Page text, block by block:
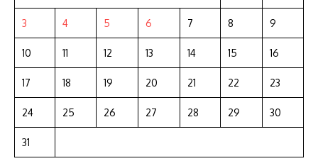
3 4 5 6 7 8 9
10 11 12 13 14 15 16
17 18 19 20 21 22 23
24 25 26 27 28 29 30
31